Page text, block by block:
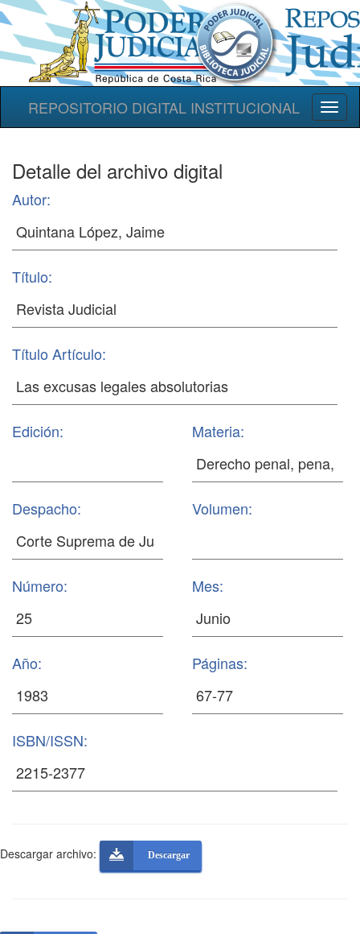
REPOSITORIO DIGITAL INSTITUCIONAL
Detalle del archivo digital
Autor:
Título:
Título Artículo:
Edición: Materia:
Despacho: Volumen:
Número: Mes:
Año: Páginas:
ISBN/ISSN:
Descargar archivo: Descargar